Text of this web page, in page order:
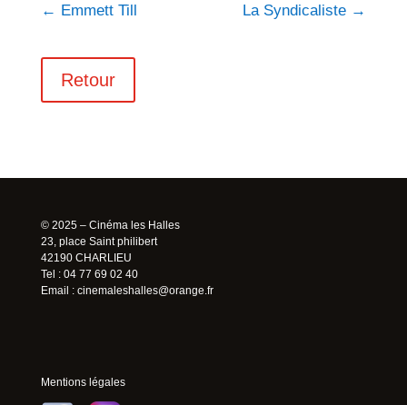
← Emmett Till La Syndicaliste →
Retour
© 2025 – Cinéma les Halles
23, place Saint philibert
42190 CHARLIEU
Tel : 04 77 69 02 40
Email : cinemaleshalles@orange.fr
Mentions légales